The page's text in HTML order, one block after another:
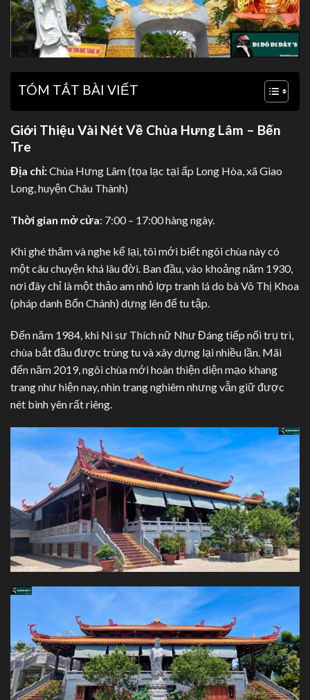
TÓM TẮT BÀI VIẾT
Giới Thiệu Vài Nét Về Chùa Hưng Lâm – Bến
Tre
Địa chỉ:Chùa Hưng Lâm (tọa lạc tại ấp Long Hòa, xã Giao
Long, huyện Châu Thành)
Thời gian mở cửa: 7:00 – 17:00 hàng ngày.
Khi ghé thăm và nghe kể lại, tôi mới biết ngôi chùa này có
một câu chuyện khá lâu đời. Ban đầu, vào khoảng năm 1930,
nơi đây chỉ là một thảo am nhỏ lợp tranh lá do bà Võ Thị Khoa
(pháp danh Bổn Chánh) dựng lên để tu tập.
Đến năm 1984, khi Ni sư Thích nữ Như Đáng tiếp nối trụ trì,
chùa bắt đầu được trùng tu và xây dựng lại nhiều lần. Mãi
đến năm 2019, ngôi chùa mới hoàn thiện diện mạo khang
trang như hiện nay, nhìn trang nghiêm nhưng vẫn giữ được
nét bình yên rất riêng.